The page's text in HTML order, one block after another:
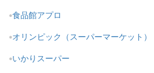
食品館アプロ
オリンピック（スーパーマーケット）
いかりスーパー